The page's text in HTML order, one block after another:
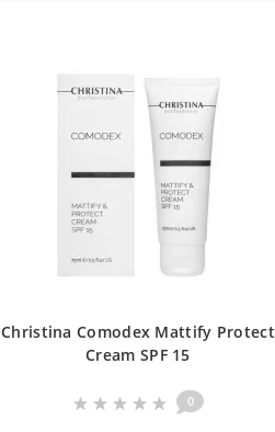
Christina Comodex Mattify Protect
Cream SPF 15
0